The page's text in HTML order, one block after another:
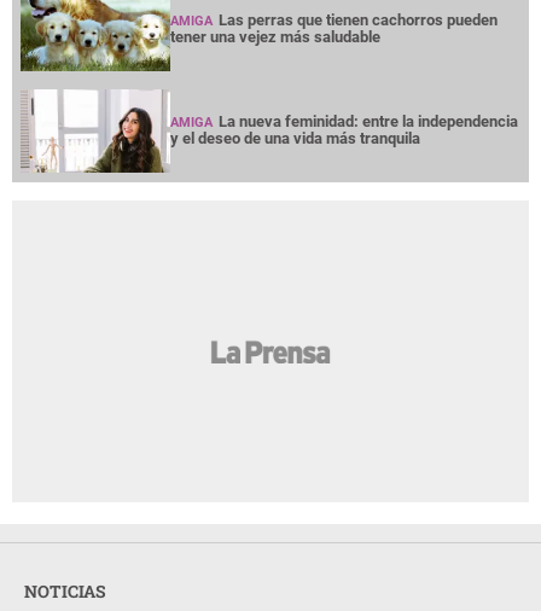
AMIGA Las perras que tienen cachorros pueden
tener una vejez más saludable
AMIGA La nueva feminidad: entre la independencia
y el deseo de una vida más tranquila
NOTICIAS